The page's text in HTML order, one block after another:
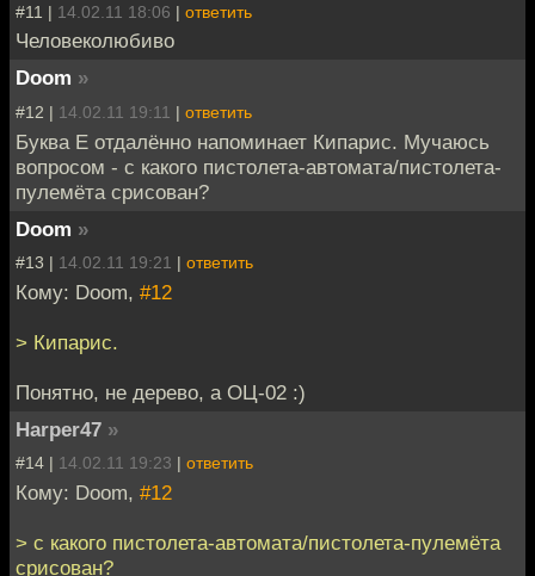
#11 | 14.02.11 18:06 | ответить
Человеколюбиво
Doom »
#12 | 14.02.11 19:11 | ответить
Буква Е отдалённо напоминает Кипарис. Мучаюсь
вопросом - с какого пистолета-автомата/пистолета-
пулемёта срисован?
Doom »
#13 | 14.02.11 19:21 | ответить
Кому: Doom, #12
> Кипарис.
Понятно, не дерево, а ОЦ-02 :)
Harper47 »
#14 | 14.02.11 19:23 | ответить
Кому: Doom, #12
> с какого пистолета-автомата/пистолета-пулемёта
срисован?